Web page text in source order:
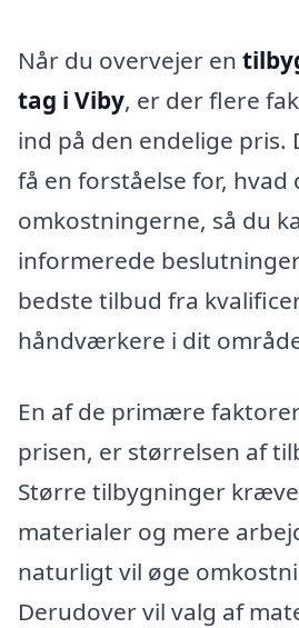
Når du overvejer en
tag i Viby, er der flere
ind på den endelige pris.
få en forståelse for, hvad
omkostningerne, så du
informerede
bedste tilbud fra
håndværkere i dit
En af de primære
prisen, er størrelsen af
Større tilbygninger
materialer og mere
naturligt vil øge
Derudover vil valg af